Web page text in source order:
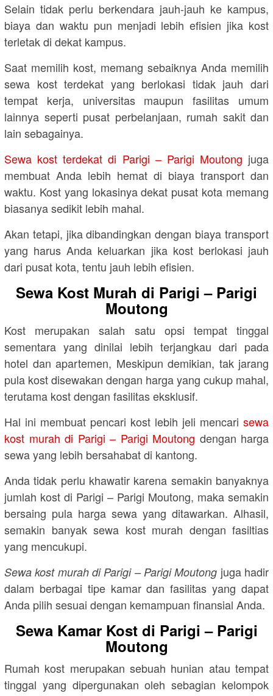
Selain tidak perlu berkendara jauh-jauh ke kampus,
biaya dan waktu pun menjadi lebih efisien jika kost
terletak di dekat kampus.
Saat memilih kost, memang sebaiknya Anda memilih
sewa kost terdekat yang berlokasi tidak jauh dari
tempat kerja, universitas maupun fasilitas umum
lainnya seperti pusat perbelanjaan, rumah sakit dan
lain sebagainya.
Sewa kost terdekat di Parigi – Parigi Moutong juga
membuat Anda lebih hemat di biaya transport dan
waktu. Kost yang lokasinya dekat pusat kota memang
biasanya sedikit lebih mahal.
Akan tetapi, jika dibandingkan dengan biaya transport
yang harus Anda keluarkan jika kost berlokasi jauh
dari pusat kota, tentu jauh lebih efisien.
Sewa Kost Murah di Parigi – Parigi
Moutong
Kost merupakan salah satu opsi tempat tinggal
sementara yang dinilai lebih terjangkau dari pada
hotel dan apartemen, Meskipun demikian, tak jarang
pula kost disewakan dengan harga yang cukup mahal,
terutama kost dengan fasilitas eksklusif.
Hal ini membuat pencari kost lebih jeli mencari sewa
kost murah di Parigi – Parigi Moutong dengan harga
sewa yang lebih bersahabat di kantong.
Anda tidak perlu khawatir karena semakin banyaknya
jumlah kost di Parigi – Parigi Moutong, maka semakin
bersaing pula harga sewa yang ditawarkan. Alhasil,
semakin banyak sewa kost murah dengan fasiltias
yang mencukupi.
Sewa kost murah di Parigi – Parigi Moutong juga hadir
dalam berbagai tipe kamar dan fasilitas yang dapat
Anda pilih sesuai dengan kemampuan finansial Anda.
Sewa Kamar Kost di Parigi – Parigi
Moutong
Rumah kost merupakan sebuah hunian atau tempat
tinggal yang dipergunakan oleh sebagian kelompok